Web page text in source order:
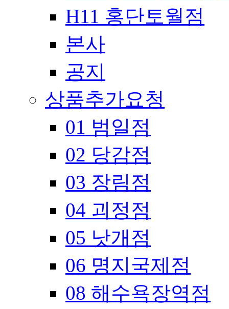
H11 홍단토월점
본사
공지
상품추가요청
01 범일점
02 당감점
03 장림점
04 괴정점
05 낫개점
06 명지국제점
08 해수욕장역점